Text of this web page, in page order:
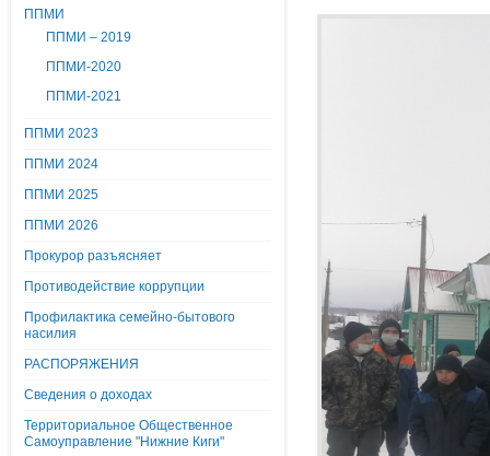
ППМИ
ППМИ – 2019
ППМИ-2020
ППМИ-2021
ППМИ 2023
ППМИ 2024
ППМИ 2025
ППМИ 2026
Прокурор разъясняет
Противодействие коррупции
Профилактика семейно-бытового
насилия
РАСПОРЯЖЕНИЯ
Сведения о доходах
Территориальное Общественное
Самоуправление "Нижние Киги"